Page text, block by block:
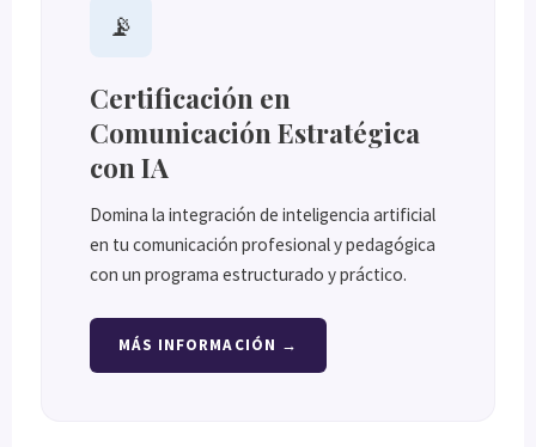
📡
Certificación en
Comunicación Estratégica
con IA
Domina la integración de inteligencia artificial
en tu comunicación profesional y pedagógica
con un programa estructurado y práctico.
MÁS INFORMACIÓN →